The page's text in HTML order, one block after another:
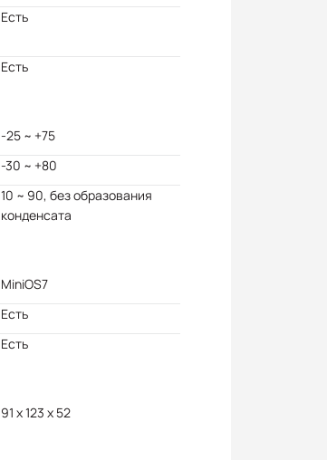
Есть
Есть
-25 ~ +75
-30 ~ +80
10 ~ 90, без образования
конденсата
MiniOS7
Есть
Есть
91 x 123 x 52